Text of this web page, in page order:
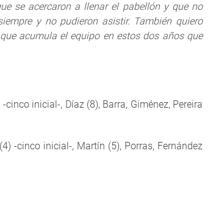
se acercaron a llenar el pabellón y que no
y no pudieron asistir. También quiero
acumula el equipo en estos dos años que
inicial-, Díaz (8), Barra, Giménez, Pereira
-cinco inicial-, Martín (5), Porras, Fernández